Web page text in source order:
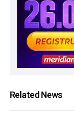
Related News